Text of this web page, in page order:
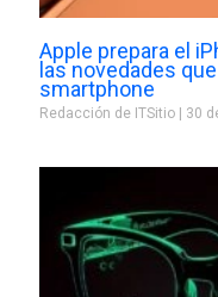
Apple prepara el
las novedades
smartphone
Redacción de ITSitio 30